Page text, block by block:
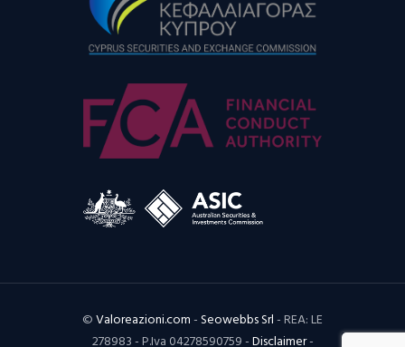
©Valoreazioni.com-Seowebbs Srl- REA: LE
278983 - P.Iva 04278590759 -Disclaimer-